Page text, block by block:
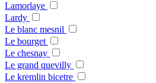
Lamorlaye
Lardy
Le blanc mesnil
Le bourget
Le chesnay
Le grand quevilly
Le kremlin bicetre